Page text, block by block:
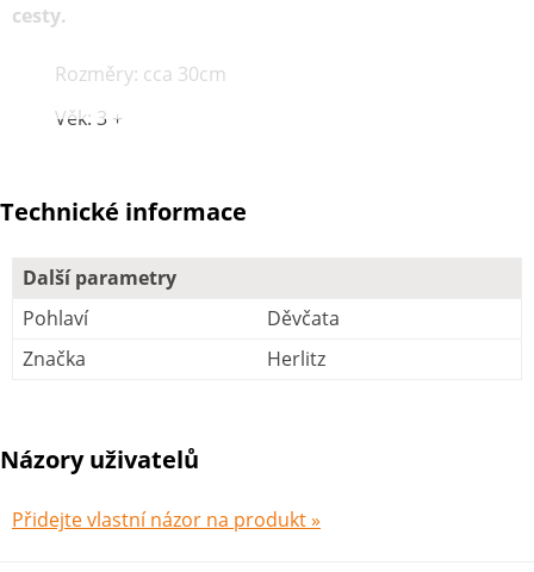
cesty.
Rozměry: cca 30cm
Věk: 3 +
Technické informace
Další parametry
Pohlaví
Děvčata
Značka
Herlitz
Názory uživatelů
Přidejte vlastní názor na produkt »